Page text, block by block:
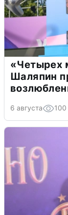
«Четырех
Шаляпин
6 августа 100